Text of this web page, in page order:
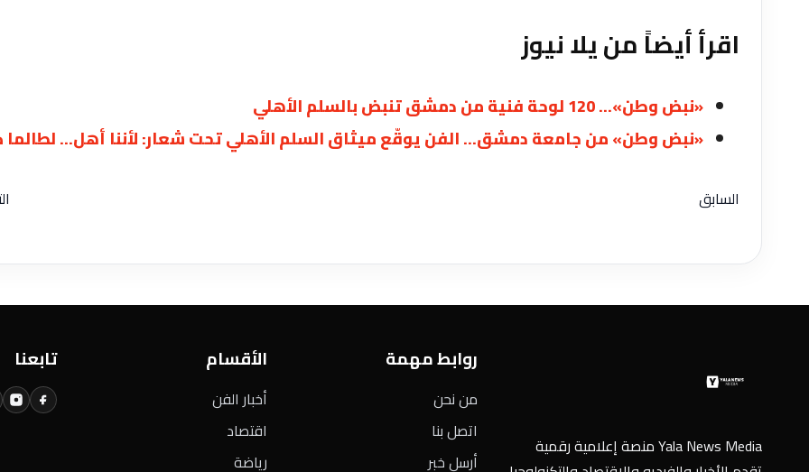
اقرأ أيضاً من يلا نيوز
«نبض وطن»… 120 لوحة فنية من دمشق تنبض بالسلم الأهلي
«نبض وطن» من جامعة دمشق… الفن يوقّع ميثاق السلم الأهلي تحت شعار: لأننا أهل… لطالما
السابق
Yala News Media منصة إعلامية رقمية
روابط مهمة
من نحن
اتصل بنا
أرسل خبر
الأقسام
أخبار الفن
اقتصاد
رياضة
تابعنا